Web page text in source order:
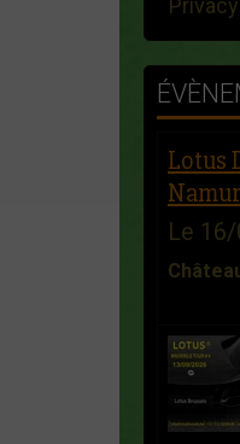
Privacy
Lotus
Namur
Le